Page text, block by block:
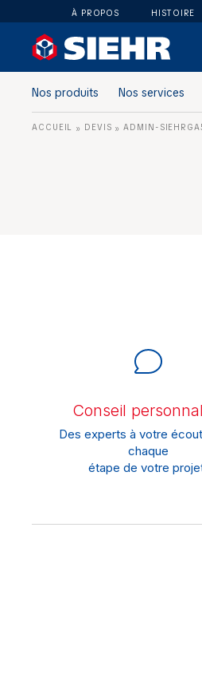
À PROPOS HISTOIRE
Nos produits Nos services
ACCUEIL » DEVIS »ADMIN-
Conseil
Des experts à votre
chaque
étape de votre